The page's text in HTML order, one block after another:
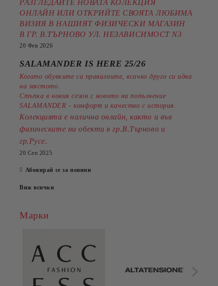
РАЗГЛЕДАЙТЕ НОВАТА КОЛЕКЦИЯ
ОНЛАЙН ИЛИ ОТКРИЙТЕ СВОЯТА ЛЮБИМА
ВИЗИЯ В НАШИЯТ ФИЗИЧЕСКИ МАГАЗИН
В ГР. В.ТЪРНОВО УЛ. НЕЗАВИСИМОСТ N3
20 Фев 2026
SALAMANDER IS HERE 25/26
Когато обувките са правилните, всичко друго си идва
на мястото.
Стъпка в новия сезон с новото ни попълнение
SALAMANDER - комфорт и качество с история.
Колекцията е налична онлайн, както и във
физическите ни обекти в гр.В.Търново и
гр.Русе.
20 Сеп 2025
Абонирай се за новини
Виж всички
Марки